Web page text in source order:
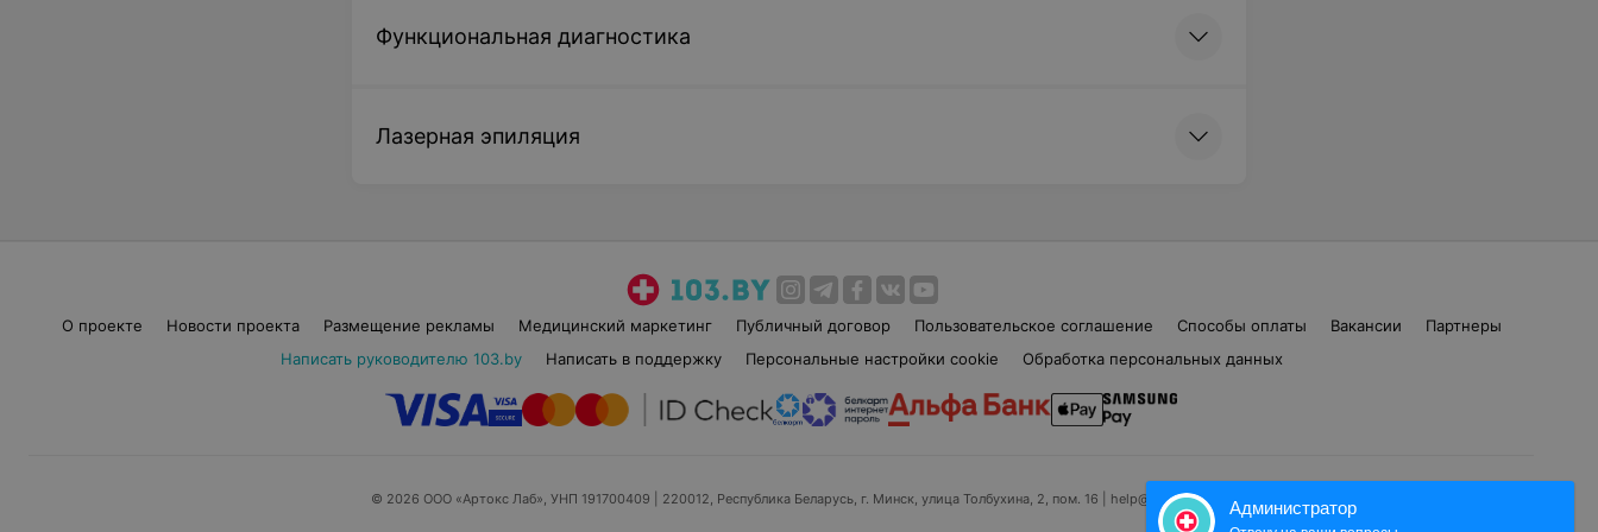
Функциональная диагностика
Лазерная эпиляция
О проекте Новости проекта Размещение рекламы Медицинский маркетинг Публичный договор Пользовательское соглашение Способы оплаты Вакансии
Партнеры
Написать руководителю 103.by
Написать в поддержку Персональные настройки cookie Обработка персональных данных
© 2026 ООО «Артокс Лаб», УНП 191700409 | 220012, Республика Беларусь, г. Минск, улица Толбухина, 2, пом. 16 | help@103.by Администратор